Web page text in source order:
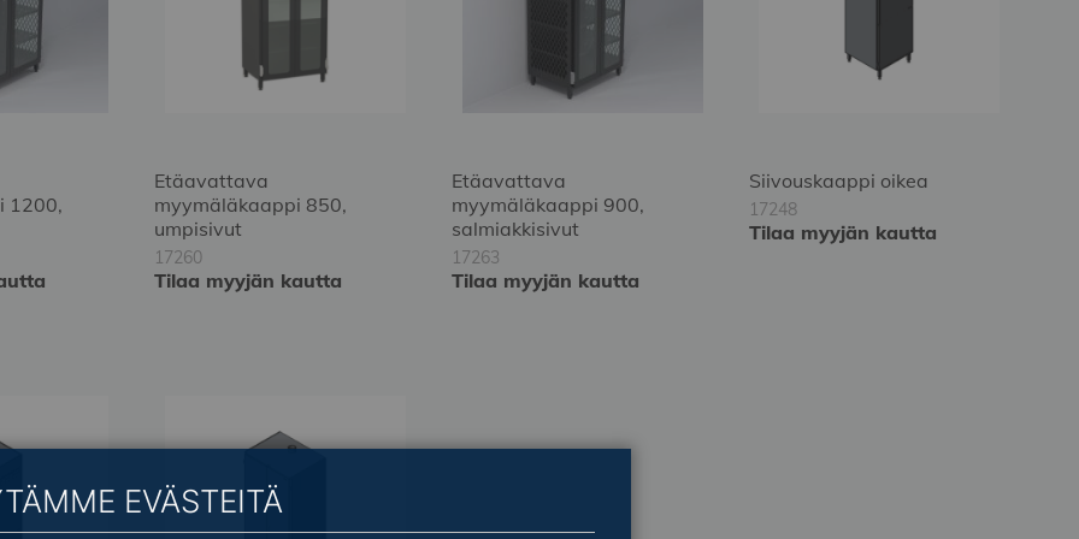
1200,
Etäavattava
myymäläkaappi 850,
umpisivut
17260
Tilaa myyjän kautta
Etäavattava
myymäläkaappi 900,
salmiakkisivut
17263
Tilaa myyjän kautta
Siivouskaappi oikea
17248
Tilaa myyjän kautta
EVÄSTEITÄ